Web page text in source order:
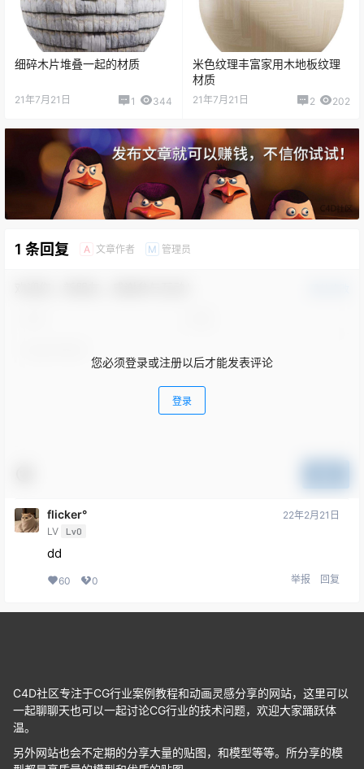
细碎木片堆叠一起的材质
21年7月21日 1 344
米色纹理丰富家用木地板纹理
材质
21年7月21日 2 202
1 条回复 A 文章作者 M 管理员
您必须登录或注册以后才能发表评论
登录
flicker°
LV Lv0
22年2月21日
dd
60 0 举报 回复
C4D社区专注于CG行业案例教程和动画灵感分享的网站，这里可以
一起聊聊天也可以一起讨论CG行业的技术问题，欢迎大家踊跃体
温。
另外网站也会不定期的分享大量的贴图，和模型等等。所分享的模